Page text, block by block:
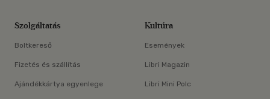
Szolgáltatás
Boltkereső
Fizetés és szállítás
Ajándékkártya egyenlege
Kultúra
Események
Libri Magazin
Libri Mini Polc